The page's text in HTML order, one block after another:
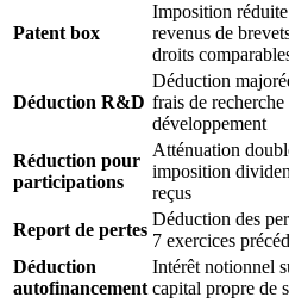
Patent box
Imposition
revenus de
droits
Déduction R&D
Déduction
frais de recherche
développement
Réduction pour
participations
Atténuation
imposition
reçus
Report de pertes
Déduction des
7 exercices
Déduction
autofinancement
Intérêt notionnel
capital propre de